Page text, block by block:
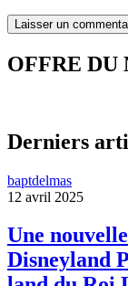
OFFRE
Derniers
baptdelmas
12 avril 2025
Une
Disneyland